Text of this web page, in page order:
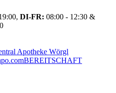
DI-FR: 08:00 - 12:30 &
BEREITSCHAFT